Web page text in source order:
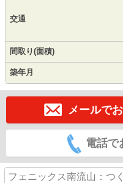
交通
間取り(面積)
築年月
メールで
電話で
フェニックス南流山：つ